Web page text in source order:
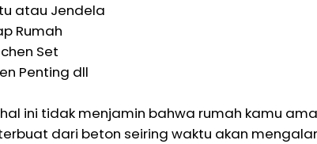
atau Jendela
Rumah
Set
Penting dll
ini tidak menjamin bahwa rumah kamu
dari beton seiring waktu akan